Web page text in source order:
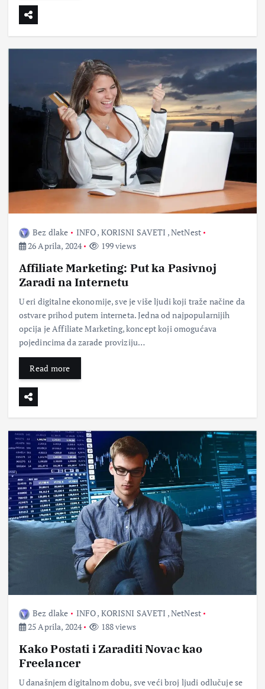
Bez dlake INFO, KORISNI SAVETI ,NetNest
26 Aprila, 2024
199 views
Affiliate Marketing: Put ka Pasivnoj
Zaradi na Internetu
U eri digitalne ekonomije, sve je više ljudi koji traže načine da
ostvare prihod putem interneta. Jedna od najpopularnijih
opcija je Affiliate Marketing, koncept koji omogućava
pojedincima da zarade proviziju…
Read more
Bez dlake INFO, KORISNI SAVETI ,NetNest
25 Aprila, 2024
188 views
Kako Postati i Zaraditi Novac kao
Freelancer
U današnjem digitalnom dobu, sve veći broj ljudi odlučuje se